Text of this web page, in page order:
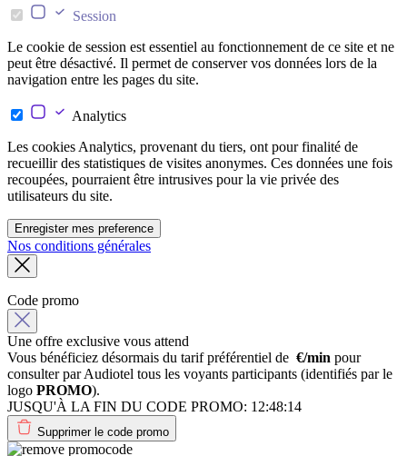
Session
Le cookie de session est essentiel au fonctionnement de ce site et ne
peut être désactivé. Il permet de conserver vos données lors de la
navigation entre les pages du site.
Analytics
Les cookies Analytics, provenant du tiers, ont pour finalité de
recueillir des statistiques de visites anonymes. Ces données une fois
recoupées, pourraient être intrusives pour la vie privée des
utilisateurs du site.
Enregister mes preference
Nos conditions générales
Code promo
Une offre exclusive vous attend
Vous bénéficiez désormais du tarif préférentiel de €/min pour
consulter par Audiotel tous les voyants participants (identifiés par le
logo PROMO).
JUSQU'À LA FIN DU CODE PROMO: 12:48:14
Supprimer le code promo